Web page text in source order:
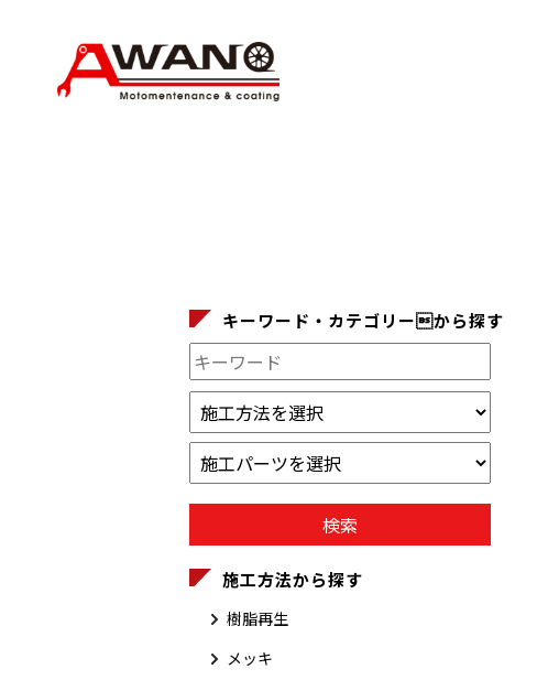
キーワード・カテゴリーから探す
施工方法から探す
樹脂再生
メッキ